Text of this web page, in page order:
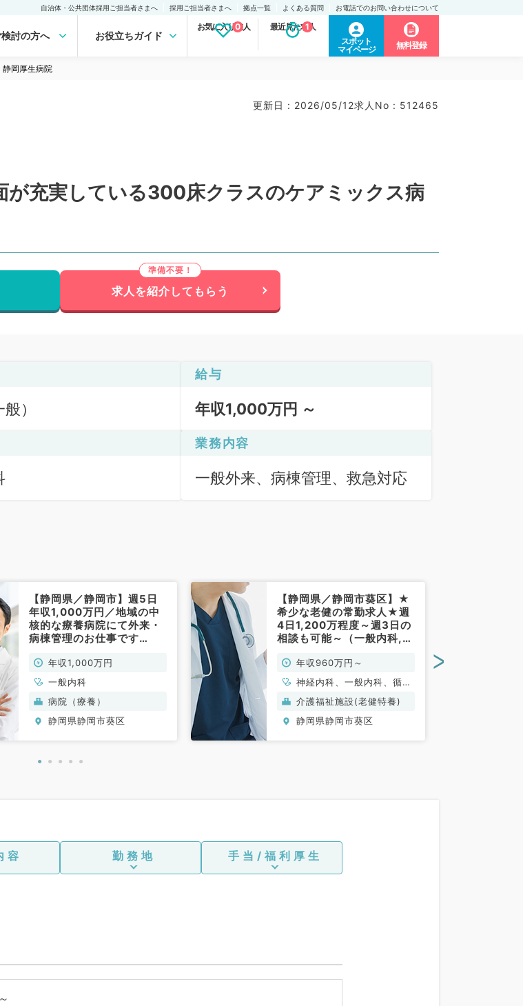
自治体・公共団体採用ご担当者さまへ 採用ご担当者さまへ 拠点一覧 よくある質問 お電話でのお問い合わせについて
討の方へ お役立ちガイド
お気に入り求人
0 最近見た求人
1
スポット
マイページ
無料登録
静岡厚生病院
更新日 : 2026/05/12求人No : 512465
が充実している300床クラスのケアミックス病
求人を紹介してもらう
）
給与
年収1,000万円 ～
業務内容
一般外来、病棟管理、救急対応
【静岡県／静岡市】週5日
年収1,000万円／地域の中
核的な療養病院にて外来・
病棟管理のお仕事です
年収1,000万円
一般内科
病院（療養）
静岡県静岡市葵区
【静岡県／静岡市葵区】★
希少な老健の常勤求人★週
4日1,200万程度～週3日の
相談も可能～（一般内科,
年収960万円～
神経内科、一般内科、循環
器内科、呼吸器内科、消化
器内科、腎臓内科、老年内
科、外科系全般、一般外科
介護福祉施設(老健特養)
静岡県静岡市葵区
>
容 勤務地 手当/福利厚生